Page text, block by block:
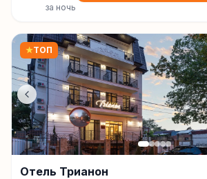
за ночь
★ТОП
Отель Трианон